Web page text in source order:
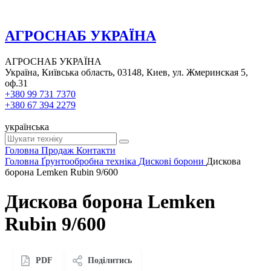
АГРОСНАБ УКРАЇНА
АГРОСНАБ УКРАЇНА
Україна, Київська область, 03148, Киев, ул. Жмеринская 5,
оф.31
+380 99 731 7370
+380 67 394 2279
українська
Головна Продаж Контакти
Головна Ґрунтообробна техніка Дискові борони Дискова
борона Lemken Rubin 9/600
Дискова борона Lemken
Rubin 9/600
PDF Поділитись